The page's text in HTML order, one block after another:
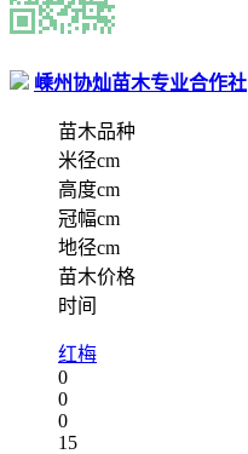
嵊州协灿苗木专业合作社
苗木品种
米径cm
高度cm
冠幅cm
地径cm
苗木价格
时间
红梅
0
0
0
15